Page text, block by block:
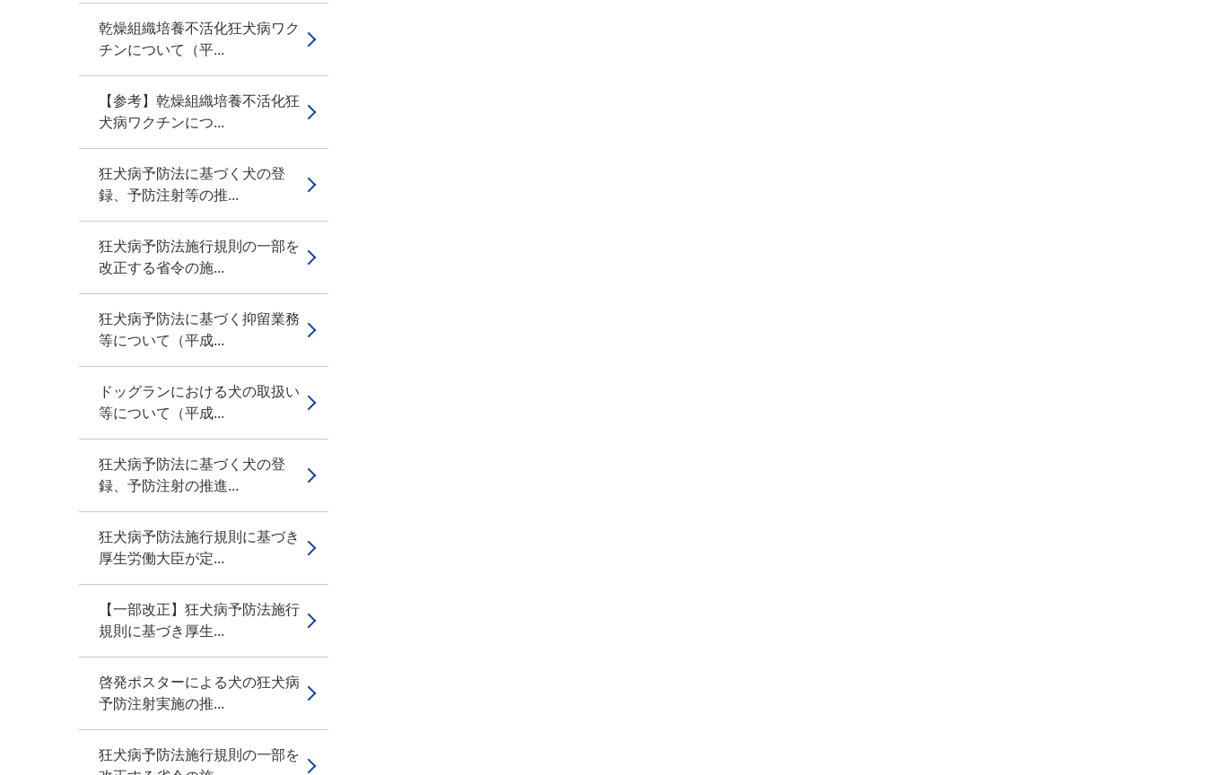
乾燥組織培養不活化狂犬病ワク
チンについて（平...
【参考】乾燥組織培養不活化狂
犬病ワクチンにつ...
狂犬病予防法に基づく犬の登
録、予防注射等の推...
狂犬病予防法施行規則の一部を
改正する省令の施...
狂犬病予防法に基づく抑留業務
等について（平成...
ドッグランにおける犬の取扱い
等について（平成...
狂犬病予防法に基づく犬の登
録、予防注射の推進...
狂犬病予防法施行規則に基づき
厚生労働大臣が定...
【一部改正】狂犬病予防法施行
規則に基づき厚生...
啓発ポスターによる犬の狂犬病
予防注射実施の推...
狂犬病予防法施行規則の一部を